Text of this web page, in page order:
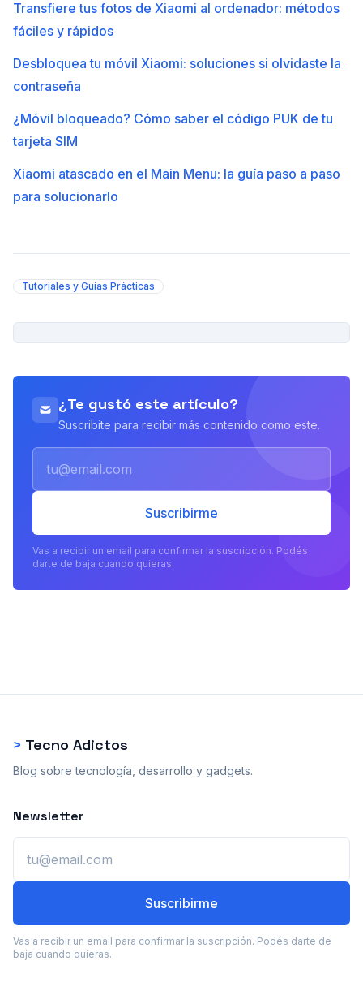
Transfiere tus fotos de Xiaomi al ordenador: métodos
fáciles y rápidos
Desbloquea tu móvil Xiaomi: soluciones si olvidaste la
contraseña
¿Móvil bloqueado? Cómo saber el código PUK de tu
tarjeta SIM
Xiaomi atascado en el Main Menu: la guía paso a paso
para solucionarlo
Tutoriales y Guías Prácticas
¿Te gustó este artículo?
Suscribite para recibir más contenido como este.
Suscribirme
Vas a recibir un email para confirmar la suscripción. Podés
darte de baja cuando quieras.
> Tecno Adictos
Blog sobre tecnología, desarrollo y gadgets.
Newsletter
Suscribirme
Vas a recibir un email para confirmar la suscripción. Podés darte de
baja cuando quieras.